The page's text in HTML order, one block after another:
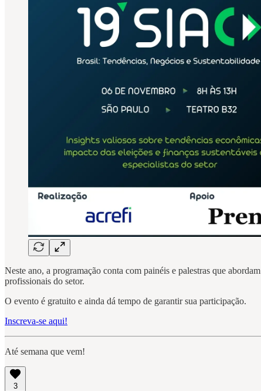
Neste ano, a programação conta com painéis e palestras que abordam
profissionais do setor.
O evento é gratuito e ainda dá tempo de garantir sua participação.
Inscreva-se aqui!
Até semana que vem!
3